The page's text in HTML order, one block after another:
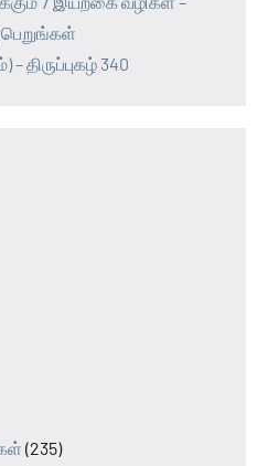
பெறுங்கள்
திருப்புகழ் 340
(235)